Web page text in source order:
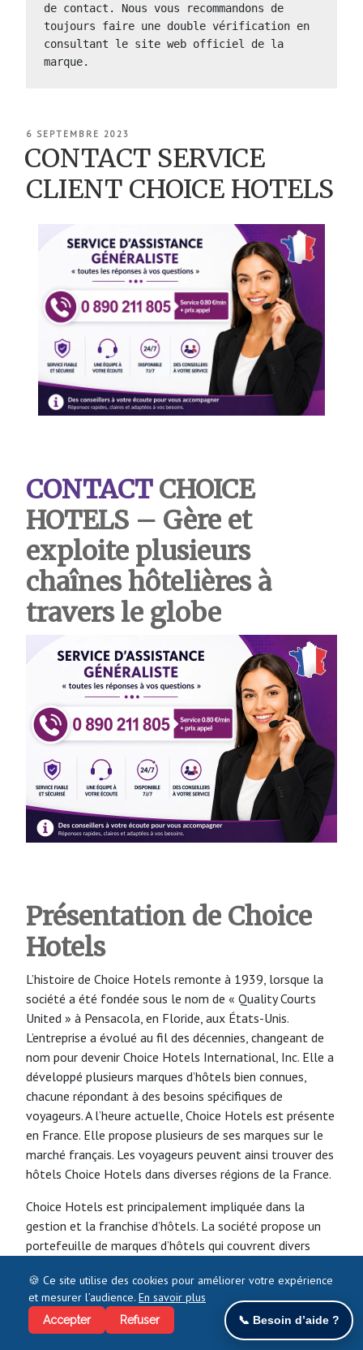
de contact. Nous vous recommandons de
toujours faire une double vérification en
consultant le site web officiel de la
marque.
PUBLIÉ
LE
6 SEPTEMBRE 2023
CONTACT SERVICE
CLIENT CHOICE HOTELS
CONTACTCHOICE
HOTELS – Gère et
exploite plusieurs
chaînes hôtelières à
travers le globe
Présentation de Choice
Hotels
L’histoire de Choice Hotels remonte à 1939, lorsque la
société a été fondée sous le nom de « Quality Courts
United » à Pensacola, en Floride, aux États-Unis.
L’entreprise a évolué au fil des décennies, changeant de
nom pour devenir Choice Hotels International, Inc. Elle a
développé plusieurs marques d’hôtels bien connues,
chacune répondant à des besoins spécifiques de
voyageurs. A l’heure actuelle, Choice Hotels est présente
en France. Elle propose plusieurs de ses marques sur le
marché français. Les voyageurs peuvent ainsi trouver des
hôtels Choice Hotels dans diverses régions de la France.
Choice Hotels est principalement impliquée dans la
gestion et la franchise d’hôtels. La société propose un
portefeuille de marques d’hôtels qui couvrent divers
Comfort : Cette marque propose un hébergement
abordable et confortable pour les voyageurs ;
Quality : cette enseigne offre un bon rapport qualité-prix
🍪 Ce site utilise des cookies pour améliorer votre expérience
et mesurer l’audience. En savoir plus
Accepter Refuser 📞 Besoin d’aide ?